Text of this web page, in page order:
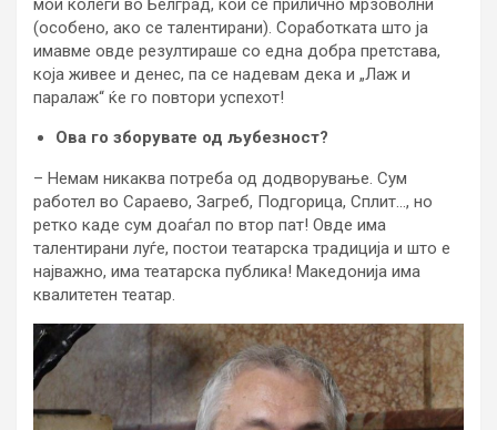
мои колеги во Белград, кои се прилично мрзоволни
(особено, ако се талентирани). Соработката што ја
имавме овде резултираше со една добра претстава,
која живее и денес, па се надевам дека и „Лаж и
паралаж“ ќе го повтори успехот!
Ова го зборувате од љубезност?
– Немам никаква потреба од додворување. Сум
работел во Сараево, Загреб, Подгорица, Сплит…, но
ретко каде сум доаѓал по втор пат! Овде има
талентирани луѓе, постои театарска традиција и што е
најважно, има театарска публика! Македонија има
квалитетен театар.